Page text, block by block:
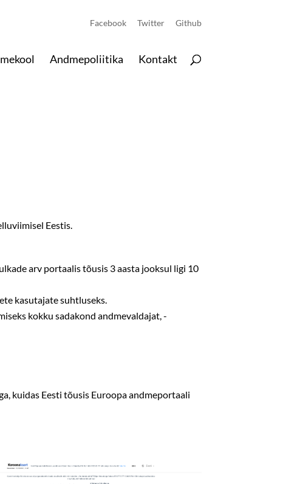
Facebook Twitter Github
Andmepoliitika Kontakt
Eestis.
arv portaalis tõusis 3 aasta jooksul ligi 10
kasutajate suhtluseks.
kokku sadakond andmevaldajat, -
kuidas Eesti tõusis Euroopa andmeportaali